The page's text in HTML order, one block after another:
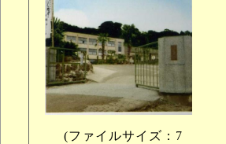
(ファイルサイズ：7